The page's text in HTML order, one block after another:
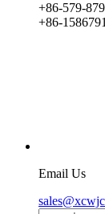
+86-579-
+86-
Email Us